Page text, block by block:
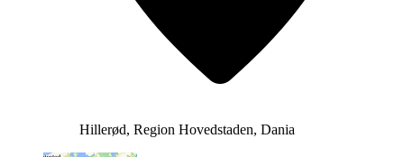
Hillerød, Region Hovedstaden, Dania